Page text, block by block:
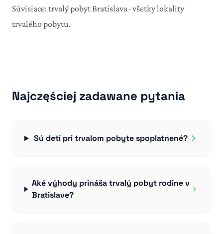
Súvisiace: trvalý pobyt Bratislava ·všetky lokality
trvalého pobytu.
Najczęściej zadawane pytania
Sú deti pri trvalom pobyte spoplatnené?
Aké výhody prináša trvalý pobyt rodine v
Bratislave?